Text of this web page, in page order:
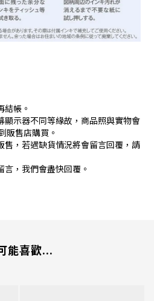
結帳。
顯示器不同等緣故，商品照與實物會
販售店購買。
售，若遇缺貨情況將會留言回覆，請
，我們會盡快回覆。
能喜歡...